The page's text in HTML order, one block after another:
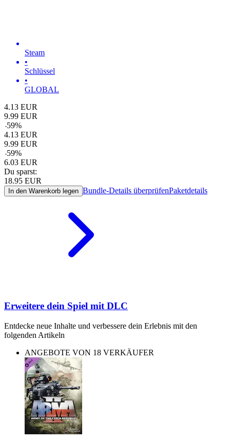
Steam
•
Schlüssel
•
GLOBAL
4.13 EUR
9.99 EUR
-59%
4.13 EUR
9.99 EUR
-59%
6.03 EUR
Du sparst:
18.95 EUR
In den Warenkorb legen Bundle-Details überprüfenPaketdetails
Erweitere dein Spiel mit DLC
Entdecke neue Inhalte und verbessere dein Erlebnis mit den
folgenden Artikeln
ANGEBOTE VON 18 VERKÄUFER